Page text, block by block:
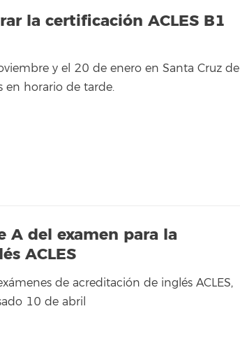
la certificación ACLES B1
y el 20 de enero en Santa Cruz de
en horario de tarde.
A del examen para la
ACLES
de acreditación de inglés ACLES,
10 de abril